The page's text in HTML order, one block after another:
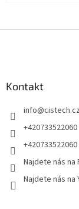
Kontakt
info@cistech.cz
+420733522060
+420733522060
Najdete nás na
Najdete nás na